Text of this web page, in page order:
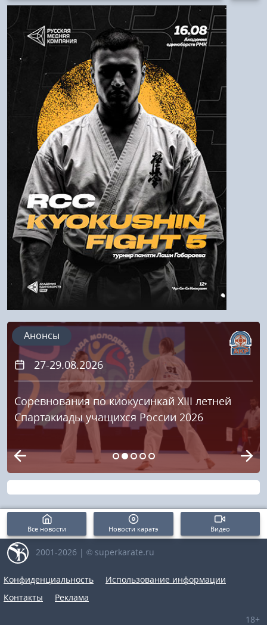
Авторизация
Логин:
Пароль
Войти
Напомнить пароль
Регистрация
27-29.08.2026
Соревнования по киокусинкай XIII летней
Спартакиады учащихся России 2026
Анонсы
Все новости Новости каратэ Видео
2001-2026 | © superkarate.ru
Конфиденциальность
Использование информации
Контакты
Реклама
18+